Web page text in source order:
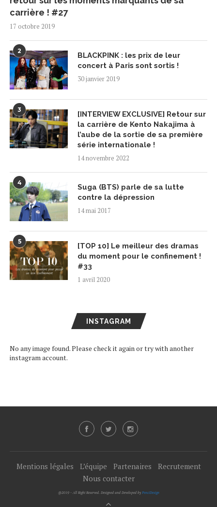
carrière ! #27
17 octobre 2019
2
BLACKPINK : les prix de leur
concert à Paris sont sortis !
30 janvier 2019
3
[INTERVIEW EXCLUSIVE] Retour sur
la carrière de Kento Nakajima à
l’aube de la sortie de sa première
série internationale !
14 novembre 2022
4
Suga (BTS) parle de sa lutte
contre la dépression
14 mai 2017
5
[TOP 10] Le meilleur des dramas
du moment pour le confinement !
#33
1 avril 2020
INSTAGRAM
No any image found. Please check it again or try with another
instagram account.
Mentions légales L’équipe Partenaires
Recrutement
Nous contacter
@2019 - All Right Reserved. Designed and Developed by PenciDesign